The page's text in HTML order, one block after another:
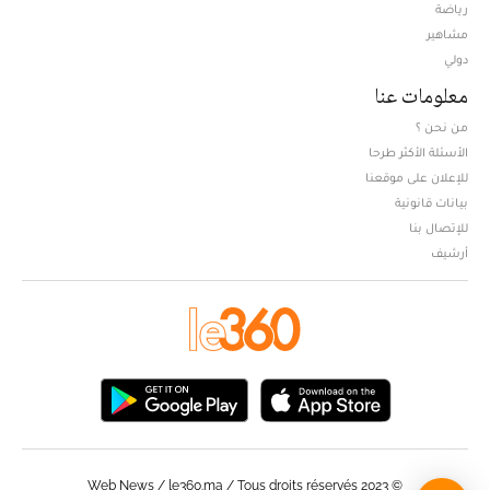
رياضة
مشاهير
دولي
معلومات عنا
من نحن ؟
الأسئلة الأكثر طرحا
للإعلان على موقعنا
بيانات قانونية
للإتصال بنا
أرشيف
© Web News / le360.ma / Tous droits réservés 2023